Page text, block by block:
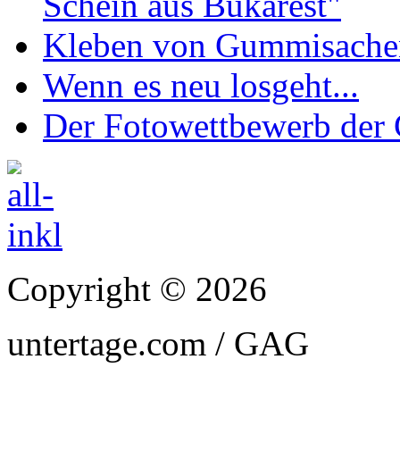
Kleben von
Wenn es neu losgeht...
Der Fotowettbewerb der
Copyright © 2026
untertage.com / GAG